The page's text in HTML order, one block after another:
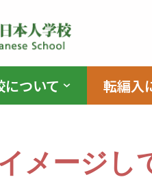
について 転編入
メージし